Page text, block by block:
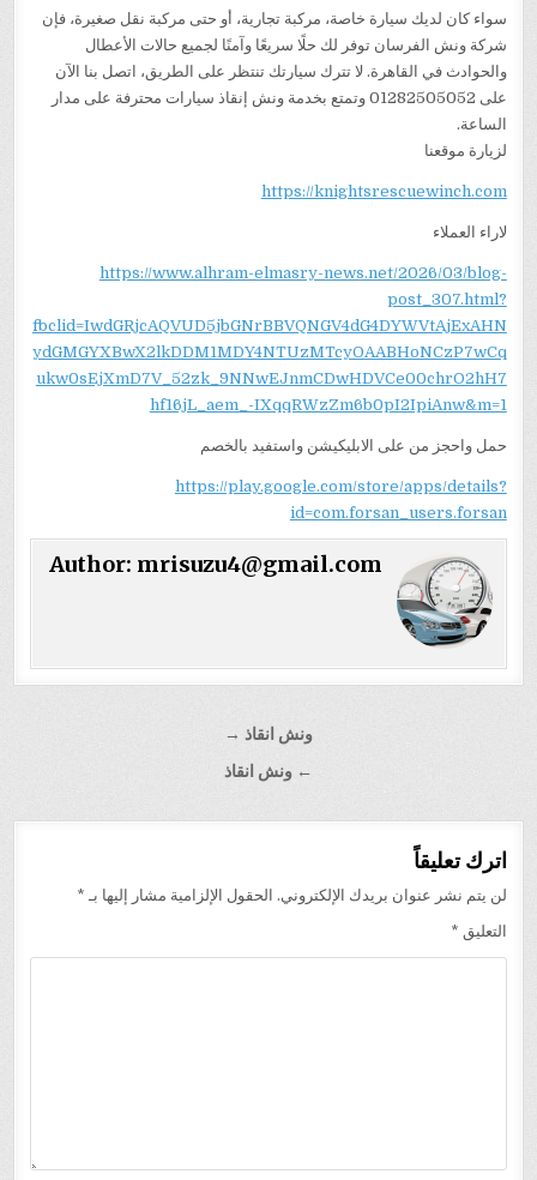
سواء كان لديك سيارة خاصة، مركبة تجارية، أو حتى مركبة نقل صغيرة، فإن
شركة ونش الفرسان توفر لك حلًا سريعًا وآمنًا لجميع حالات الأعطال
والحوادث في القاهرة. لا تترك سيارتك تنتظر على الطريق، اتصل بنا الآن
على 01282505052 وتمتع بخدمة ونش إنقاذ سيارات محترفة على مدار
الساعة.
لزيارة موقعنا
https://knightsrescuewinch.com
لاراء العملاء
https://www.alhram-elmasry-news.net/2026/03/blog-
post_307.html?
fbclid=IwdGRjcAQVUD5jbGNrBBVQNGV4dG4DYWVtAjExAHN
ydGMGYXBwX2lkDDM1MDY4NTUzMTcyOAABHoNCzP7wCq
ukw0sEjXmD7V_52zk_9NNwEJnmCDwHDVCe00chrO2hH7
hf16jL_aem_-IXqqRWzZm6b0pI2IpiAnw&m=1
حمل واحجز من على الابليكيشن واستفيد بالخصم
https://play.google.com/store/apps/details?
id=com.forsan_users.forsan
Author: mrisuzu4@gmail.com
ونش انقاذ →
← ونش انقاذ
اترك تعليقاً
لن يتم نشر عنوان بريدك الإلكتروني. الحقول الإلزامية مشار إليها بـ *
التعليق *